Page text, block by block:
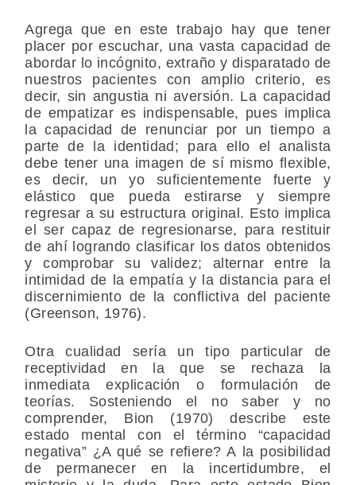
Agrega que en este trabajo hay que tener
placer por escuchar, una vasta capacidad de
abordar lo incógnito, extraño y disparatado de
nuestros pacientes con amplio criterio, es
decir, sin angustia ni aversión. La capacidad
de empatizar es indispensable, pues implica
la capacidad de renunciar por un tiempo a
parte de la identidad; para ello el analista
debe tener una imagen de sí mismo flexible,
es decir, un yo suficientemente fuerte y
elástico que pueda estirarse y siempre
regresar a su estructura original. Esto implica
el ser capaz de regresionarse, para restituir
de ahí logrando clasificar los datos obtenidos
y comprobar su validez; alternar entre la
intimidad de la empatía y la distancia para el
discernimiento de la conflictiva del paciente
(Greenson, 1976).
Otra cualidad sería un tipo particular de
receptividad en la que se rechaza la
inmediata explicación o formulación de
teorías. Sosteniendo el no saber y no
comprender, Bion (1970) describe este
estado mental con el término “capacidad
negativa” ¿A qué se refiere? A la posibilidad
de permanecer en la incertidumbre, el